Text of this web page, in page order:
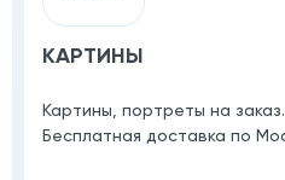
КАРТИНЫ
Картины, портреты на
Бесплатная доставка по